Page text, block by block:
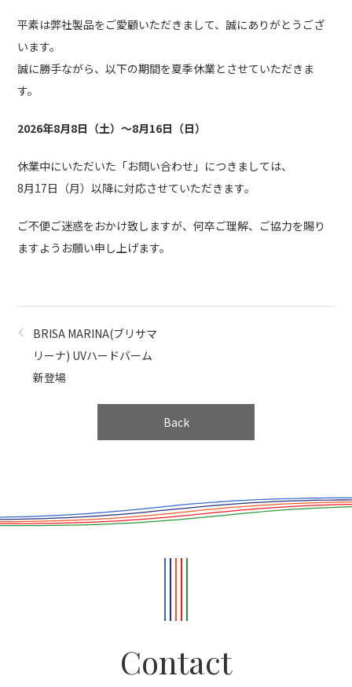
平素は弊社製品をご愛顧いただきまして、誠にありがとうござ
います。
誠に勝手ながら、以下の期間を夏季休業とさせていただきま
す。
2026年8月8日（土）～8月16日（日）
休業中にいただいた「お問い合わせ」につきましては、
8月17日（月）以降に対応させていただきます。
ご不便ご迷惑をおかけ致しますが、何卒ご理解、ご協力を賜り
ますようお願い申し上げます。
BRISA MARINA(ブリサマ
リーナ) UVハードバーム
新登場
Back
Contact